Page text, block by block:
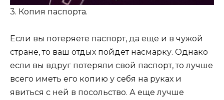
3. Копия паспорта.
Если вы потеряете паспорт, да еще и в чужой
стране, то ваш отдых пойдет насмарку. Однако
если вы вдруг потеряли свой паспорт, то лучше
всего иметь его копию у себя на руках и
явиться с ней в посольство. А еще лучше